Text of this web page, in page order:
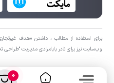
0
برای استفاده از مطالب ، داشتن «هدف
وب‌سايت نیز برای نادر بابامرادی مدیریت